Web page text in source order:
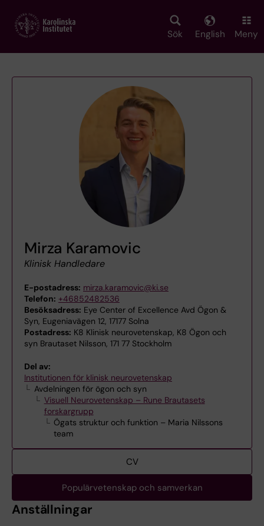
main
Sök English Meny
Mirza Karamovic
Klinisk Handledare
E-postadress: mirza.karamovic@ki.se
Telefon: +46852482536
Besöksadress: Eye Center of Excellence Avd Ögon &
Syn, Eugeniavägen 12, 17177 Solna
Postadress: K8 Klinisk neurovetenskap, K8 Ögon och
syn Brautaset Nilsson, 171 77 Stockholm
Del av:
Institutionen för klinisk neurovetenskap
Avdelningen för ögon och syn
Visuell Neurovetenskap – Rune Brautasets
forskargrupp
Ögats struktur och funktion – Maria Nilssons
team
CV
Populärvetenskap och samverkan
Anställningar